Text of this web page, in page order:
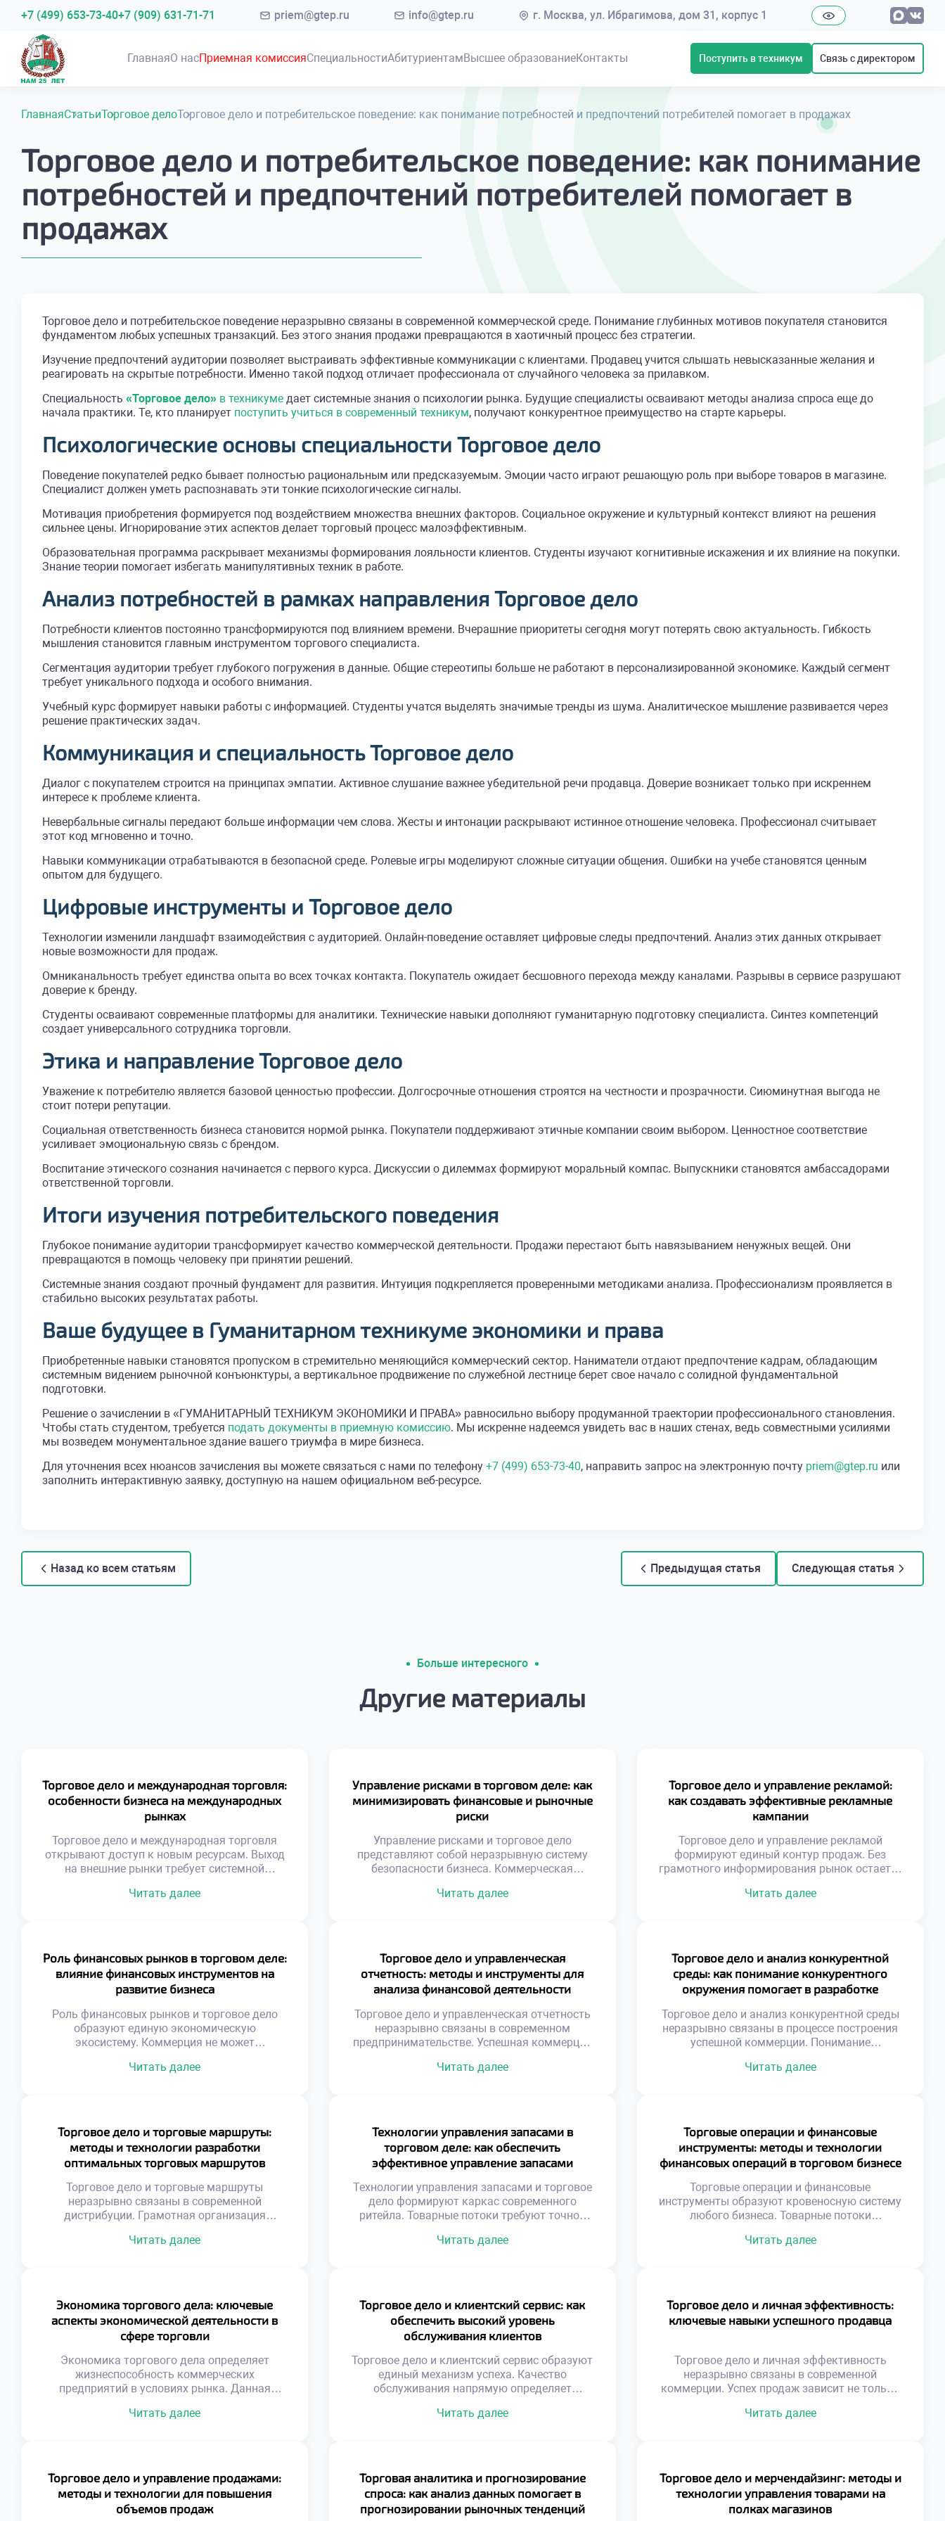
+7 (499) 653-73-40+7 (909) 631-71-71 priem@gtep.ru info@gtep.ru г. Москва, ул. Ибрагимова, дом 31, корпус 1
ГлавнаяО насПриемная комиссияСпециальностиАбитуриентам Высшее образованиеКонтакты Поступить в техникум Связь с директором
ГлавнаяСтатьиТорговое делоТорговое дело и потребительское поведение: как понимание потребностей и предпочтений потребителей помогает в продажах
Торговое дело и потребительское поведение: как понимание
потребностей и предпочтений потребителей помогает в
продажах
Торговое дело и потребительское поведение неразрывно связаны в современной коммерческой среде. Понимание глубинных мотивов покупателя становится
фундаментом любых успешных транзакций. Без этого знания продажи превращаются в хаотичный процесс без стратегии.
Изучение предпочтений аудитории позволяет выстраивать эффективные коммуникации с клиентами. Продавец учится слышать невысказанные желания и
реагировать на скрытые потребности. Именно такой подход отличает профессионала от случайного человека за прилавком.
Специальность «Торговое дело» в техникуме дает системные знания о психологии рынка. Будущие специалисты осваивают методы анализа спроса еще до
начала практики. Те, кто планирует поступить учиться в современный техникум, получают конкурентное преимущество на старте карьеры.
Психологические основы специальности Торговое дело
Поведение покупателей редко бывает полностью рациональным или предсказуемым. Эмоции часто играют решающую роль при выборе товаров в магазине.
Специалист должен уметь распознавать эти тонкие психологические сигналы.
Мотивация приобретения формируется под воздействием множества внешних факторов. Социальное окружение и культурный контекст влияют на решения
сильнее цены. Игнорирование этих аспектов делает торговый процесс малоэффективным.
Образовательная программа раскрывает механизмы формирования лояльности клиентов. Студенты изучают когнитивные искажения и их влияние на покупки.
Знание теории помогает избегать манипулятивных техник в работе.
Анализ потребностей в рамках направления Торговое дело
Потребности клиентов постоянно трансформируются под влиянием времени. Вчерашние приоритеты сегодня могут потерять свою актуальность. Гибкость
мышления становится главным инструментом торгового специалиста.
Сегментация аудитории требует глубокого погружения в данные. Общие стереотипы больше не работают в персонализированной экономике. Каждый сегмент
требует уникального подхода и особого внимания.
Учебный курс формирует навыки работы с информацией. Студенты учатся выделять значимые тренды из шума. Аналитическое мышление развивается через
решение практических задач.
Коммуникация и специальность Торговое дело
Диалог с покупателем строится на принципах эмпатии. Активное слушание важнее убедительной речи продавца. Доверие возникает только при искреннем
интересе к проблеме клиента.
Невербальные сигналы передают больше информации чем слова. Жесты и интонации раскрывают истинное отношение человека. Профессионал считывает
этот код мгновенно и точно.
Навыки коммуникации отрабатываются в безопасной среде. Ролевые игры моделируют сложные ситуации общения. Ошибки на учебе становятся ценным
опытом для будущего.
Цифровые инструменты и Торговое дело
Технологии изменили ландшафт взаимодействия с аудиторией. Онлайн-поведение оставляет цифровые следы предпочтений. Анализ этих данных открывает
новые возможности для продаж.
Омниканальность требует единства опыта во всех точках контакта. Покупатель ожидает бесшовного перехода между каналами. Разрывы в сервисе разрушают
доверие к бренду.
Студенты осваивают современные платформы для аналитики. Технические навыки дополняют гуманитарную подготовку специалиста. Синтез компетенций
создает универсального сотрудника торговли.
Этика и направление Торговое дело
Уважение к потребителю является базовой ценностью профессии. Долгосрочные отношения строятся на честности и прозрачности. Сиюминутная выгода не
стоит потери репутации.
Социальная ответственность бизнеса становится нормой рынка. Покупатели поддерживают этичные компании своим выбором. Ценностное соответствие
усиливает эмоциональную связь с брендом.
Воспитание этического сознания начинается с первого курса. Дискуссии о дилеммах формируют моральный компас. Выпускники становятся амбассадорами
ответственной торговли.
Итоги изучения потребительского поведения
Глубокое понимание аудитории трансформирует качество коммерческой деятельности. Продажи перестают быть навязыванием ненужных вещей. Они
превращаются в помощь человеку при принятии решений.
Системные знания создают прочный фундамент для развития. Интуиция подкрепляется проверенными методиками анализа. Профессионализм проявляется в
стабильно высоких результатах работы.
Ваше будущее в Гуманитарном техникуме экономики и права
Приобретенные навыки становятся пропуском в стремительно меняющийся коммерческий сектор. Наниматели отдают предпочтение кадрам, обладающим
системным видением рыночной конъюнктуры, а вертикальное продвижение по служебной лестнице берет свое начало с солидной фундаментальной
подготовки.
Решение о зачислении в «ГУМАНИТАРНЫЙ ТЕХНИКУМ ЭКОНОМИКИ И ПРАВА» равносильно выбору продуманной траектории профессионального становления.
Чтобы стать студентом, требуется подать документы в приемную комиссию. Мы искренне надеемся увидеть вас в наших стенах, ведь совместными усилиями
мы возведем монументальное здание вашего триумфа в мире бизнеса.
Для уточнения всех нюансов зачисления вы можете связаться с нами по телефону +7 (499) 653-73-40, направить запрос на электронную почту priem@gtep.ru или
заполнить интерактивную заявку, доступную на нашем официальном веб-ресурсе.
Назад ко всем статьям Предыдущая статья Следующая статья
Больше интересного
Другие материалы
Торговое дело и международная торговля:
особенности бизнеса на международных
рынках
Торговое дело и международная торговля
открывают доступ к новым ресурсам. Выход
на внешние рынки требует системной
перестают быть барьером для обмена.
различия влияют на восприятие товаров. То,
что популярно дома, может не сработать за
рубежом. Понимание менталитета
иностранного […]
Читать далее
Управление рисками в торговом деле: как
минимизировать финансовые и рыночные
риски
Управление рисками и торговое дело
представляют собой неразрывную систему
безопасности бизнеса. Коммерческая
неопределенностью внешних факторов.
Системный подход защищает активы
предприятия надежно. Риски делятся на
финансовые рыночные и операционные.
Каждый тип требует уникальных методов
нейтрализации. Безопасность торговли
строится на […]
Читать далее
Торговое дело и управление рекламой:
как создавать эффективные рекламные
кампании
Торговое дело и управление рекламой
формируют единый контур продаж. Без
грамотного информирования рынок остается
потребностью аудитории. Рекламный
шуме. Эффективность кампании измеряется
конкретными показателями. Творчество
подчиняется коммерческим целям бизнеса.
Эмоциональный резонанс усиливает
рациональные аргументы. Целостность
образа важнее отдельных креативов. Успех
приходит […]
Читать далее
Роль финансовых рынков в торговом деле:
влияние финансовых инструментов на
развитие бизнеса
Роль финансовых рынков и торговое дело
образуют единую экономическую
экосистему. Коммерция не может
Денежные потоки питают товарные операции
деятельности. Инвестиции позволяют
расширять ассортимент и географию.
Хеджирование защищает маржу от внешних
шоков. Понимание рынка капитала отличает
предпринимателя от […]
Читать далее
Торговое дело и управленческая
отчетность: методы и инструменты для
анализа финансовой деятельности
Торговое дело и управленческая отчетность
неразрывно связаны в современном
предпринимательстве. Успешная коммерция
принятия решений. Интуитивное управление
данных невозможно планировать развитие
эффективно. Отчетность трансформирует
хаос операций в структурированную систему.
Менеджеры получают ясную картину
происходящих процессов. Цифры становятся
языком общения […]
Читать далее
Торговое дело и анализ конкурентной
среды: как понимание конкурентного
окружения помогает в разработке
Торговое дело и анализ конкурентной среды
неразрывно связаны в процессе построения
успешной коммерции. Понимание
избегать фатальных ошибок при
окружение представляет собой динамичную
систему взаимосвязанных участников
обмена. Появление новых игроков или
технологий мгновенно меняет правила
ведения торговли. Адаптивность к внешним
[…]
Читать далее
Торговое дело и торговые маршруты:
методы и технологии разработки
оптимальных торговых маршрутов
Торговое дело и торговые маршруты
неразрывно связаны в современной
дистрибуции. Грамотная организация
бизнеса. Оптимизация путей снижает
уничтожают маржинальность продаж.
Геопозиционирование изменило принципы
планирования перевозок. Спутниковые
данные позволяют видеть ситуацию
мгновенно. Алгоритмы учитывают пробки и
погодные условия. Динамическая
корректировка курса экономит […]
Читать далее
Технологии управления запасами в
торговом деле: как обеспечить
эффективное управление запасами
Технологии управления запасами и торговое
дело формируют каркас современного
ритейла. Товарные потоки требуют точной
продукции замораживает оборотный капитал
целью. Автоматизация процессов исключает
человеческие ошибки учета.
Информационные системы синхронизируют
спрос с предложением. Эффективность
склада […]
Читать далее
Торговые операции и финансовые
инструменты: методы и технологии
финансовых операций в торговом бизнесе
Торговые операции и финансовые
инструменты образуют кровеносную систему
любого бизнеса. Товарные потоки
средств. Без грамотного финансового
Современные технологии трансформируют
привычные методы оплаты товаров.
Управление ликвидностью становится
неплатежей требуют надежных механизмов
защиты. Финансовая дисциплина определяет
выживаемость компании […]
Читать далее
Экономика торгового дела: ключевые
аспекты экономической деятельности в
сфере торговли
Экономика торгового дела определяет
жизнеспособность коммерческих
предприятий в условиях рынка. Данная
использования ограниченных ресурсов для
участника обмена. Торговая деятельность
представляет собой сложную систему
хозяйственных связей и отношений. Каждый
этап реализации товара сопряжен с
Читать далее
Торговое дело и клиентский сервис: как
обеспечить высокий уровень
обслуживания клиентов
Торговое дело и клиентский сервис образуют
единый механизм успеха. Качество
обслуживания напрямую определяет
не только товар, но и отношение.
взаимодействия. Стандарты сервиса
эволюционируют вместе с обществом.
Ожидания потребителей растут ежегодно.
Скорость реакции ценится выше формальной
Читать далее
Торговое дело и личная эффективность:
ключевые навыки успешного продавца
Торговое дело и личная эффективность
неразрывно связаны в современной
коммерции. Успех продаж зависит не только
определяет результат сделки. Выгорание
Эмоциональный интеллект важнее
механического знания скриптов. Клиент
чувствует искренность и заинтересованность
продавца. Личностный рост напрямую
Читать далее
Торговое дело и управление продажами:
методы и технологии для повышения
объемов продаж
Торговая аналитика и прогнозирование
спроса: как анализ данных помогает в
прогнозировании рыночных тенденций
Торговое дело и мерчендайзинг: методы и
технологии управления товарами на
полках магазинов